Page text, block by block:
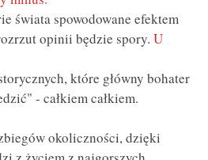
świata spowodowane efektem
opinii będzie spory. U
które główny bohater
- całkiem całkiem.
okoliczności, dzięki